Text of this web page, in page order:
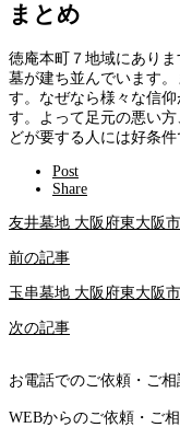
まとめ
徳庵本町７地域にあり
墓が建ち並んでいます
す。なぜなら様々な信
す。よって足元の悪い
どが要する人には好条件
Post
Share
友井墓地 大阪府東大阪
前の記事
玉串墓地 大阪府東大阪
次の記事
お電話でのご依頼・ご相
WEBからのご依頼・ご